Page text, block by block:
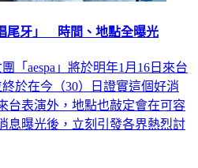
「aespa」將於明年1月16日來台
於在今（30）日證實這個好消
台表演外，地點也敲定會在可容
息曝光後，立刻引發各界熱烈討